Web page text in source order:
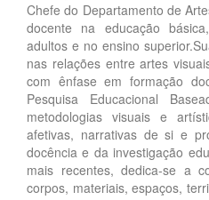
Chefe do Departamento de
docente na educação
adultos e no ensino
nas relações entre artes
com ênfase em formação
Pesquisa Educacional
metodologias visuais e
afetivas, narrativas de si e
docência e da investigação
mais recentes, dedica-se a
corpos, materiais, espaços,